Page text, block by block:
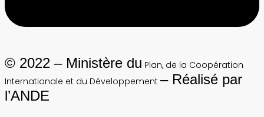
© 2022 – Ministère du Plan, de la Coopération
Internationale et du Développement – Réalisé par
l’ANDE